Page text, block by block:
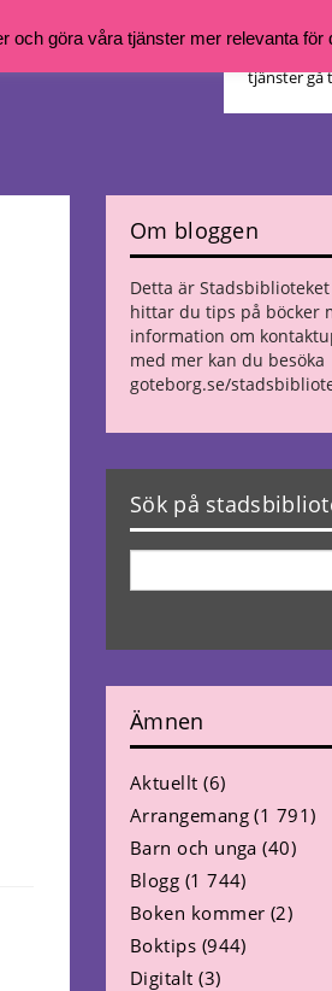
Vill du söka
tjänster gå
Om bloggen
Detta är
hittar du tips på böcker
information om
med mer kan du besöka
goteborg.se/
Sök på
Ämnen
Aktuellt (6)
Arrangemang(1 791)
Barn och unga (40)
Blogg (1 744)
Boken kommer (2)
Boktips (944)
Digitalt (3)
och göra våra tjänster mer relevanta för